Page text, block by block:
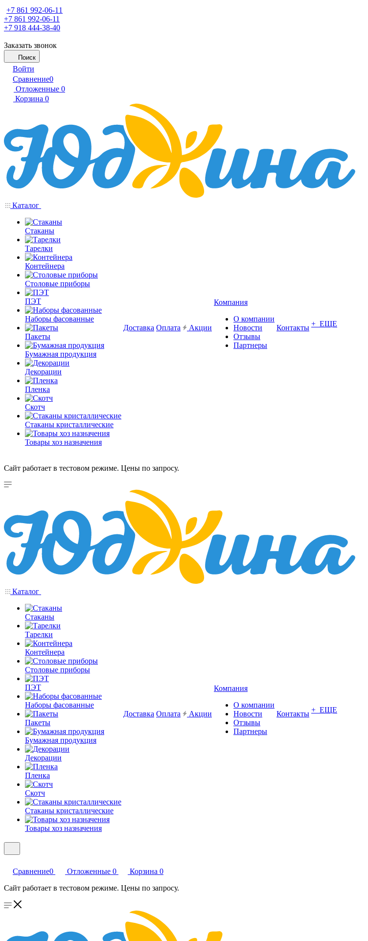
+7 861 992-06-11
+7 861 992-06-11
+7 918 444-38-40
Заказать звонок
Поиск
Войти
Сравнение0
Отложенные 0
Корзина 0
Каталог
Стаканы
Тарелки
Контейнера
Столовые приборы
ПЭТ
Наборы фасованные
Пакеты
Бумажная продукция
Декорации
Пленка
Скотч
Стаканы кристаллические
Товары хоз назначения
Доставка Оплата Акции
Компания
О компании
Новости
Отзывы
Партнеры
Контакты + ЕЩЕ
Сайт работает в тестовом режиме. Цены по запросу.
Каталог
Стаканы
Тарелки
Контейнера
Столовые приборы
ПЭТ
Наборы фасованные
Пакеты
Бумажная продукция
Декорации
Пленка
Скотч
Стаканы кристаллические
Товары хоз назначения
Доставка Оплата Акции
Компания
О компании
Новости
Отзывы
Партнеры
Контакты + ЕЩЕ
Сравнение0 Отложенные 0 Корзина 0
Сайт работает в тестовом режиме. Цены по запросу.